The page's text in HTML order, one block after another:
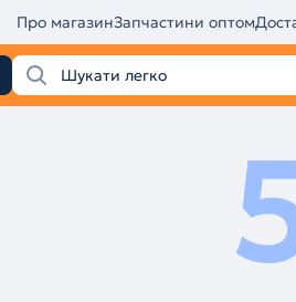
Про магазинЗапчастини оптом